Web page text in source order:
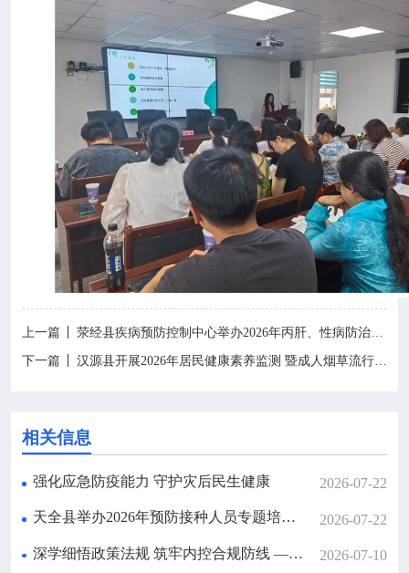
上一篇
荥经县疾病预防控制中心举办2026年丙肝、性病防治工作培训
下一篇
汉源县开展2026年居民健康素养监测 暨成人烟草流行监测工作培训会
相关信息
强化应急防疫能力 守护灾后民生健康 2026-07-22
天全县举办2026年预防接种人员专题培训班 2026-07-22
深学细悟政策法规 筑牢内控合规防线 ——市疾控中心开展政府采购相关知识培训 2026-07-10